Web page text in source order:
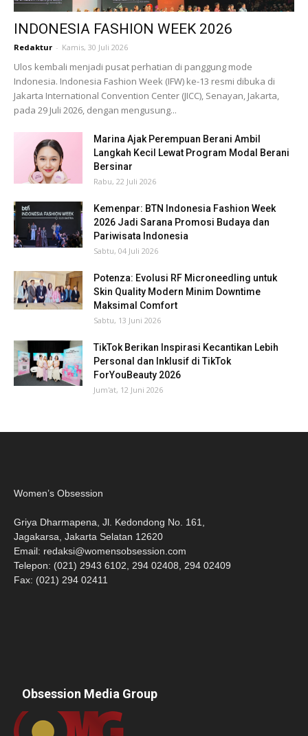
INDONESIA FASHION WEEK 2026
Redaktur - Kamis, 30 Juli 2026
Ulos kembali menjadi pusat perhatian di panggung mode
Indonesia. Indonesia Fashion Week (IFW) ke-13 resmi dibuka di
Jakarta International Convention Center (JICC), Senayan, Jakarta,
pada 29 Juli 2026, dengan mengusung...
Marina Ajak Perempuan Berani Ambil
Langkah Kecil Lewat Program Modal Berani
Bersinar
Rabu, 22 Juli 2026
Kemenpar: BTN Indonesia Fashion Week
2026 Jadi Sarana Promosi Budaya dan
Pariwisata Indonesia
Sabtu, 04 Juli 2026
Potenza: Evolusi RF Microneedling untuk
Skin Quality Modern Minim Downtime
Maksimal Comfort
Sabtu, 13 Juni 2026
TikTok Berikan Inspirasi Kecantikan Lebih
Personal dan Inklusif di TikTok
ForYouBeauty 2026
Jum'at, 12 Juni 2026
Women’s Obsession
Griya Dharmapena, Jl. Kedondong No. 161,
Jagakarsa, Jakarta Selatan 12620
Email: redaksi@womensobsession.com
Telepon: (021) 2943 6102, 294 02408, 294 02409
Fax: (021) 294 02411
Obsession Media Group